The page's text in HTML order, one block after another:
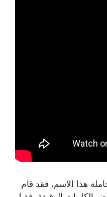
هذا الاسم، فقد قام